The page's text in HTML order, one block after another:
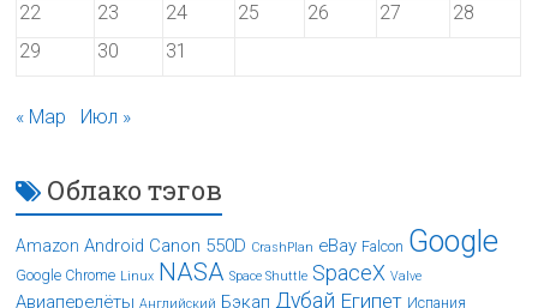
22
23 24 25 26 27
28
29
30 31
« Мар Июл »
Облако тэгов
Amazon Android Canon 550D CrashPlan eBay Falcon Google
Google Chrome Linux NASA Space Shuttle SpaceX Valve
Авиаперелёты Английский Бэкап Дубай Египет Испания